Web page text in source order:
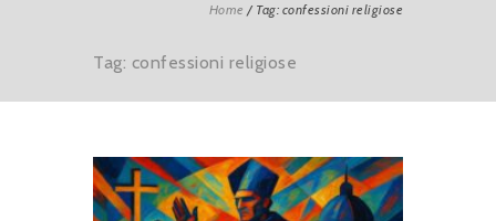
Home / Tag: confessioni religiose
Tag: confessioni religiose